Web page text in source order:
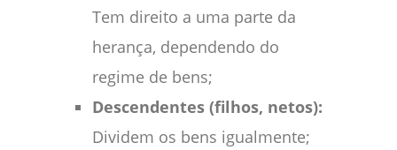
Tem direito a uma parte da
herança, dependendo do
regime de bens;
Descendentes (filhos, netos):
Dividem os bens igualmente;